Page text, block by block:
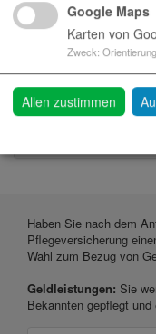
Haushaltshilfen
Mahlzeiten,
Behördenterminen
von
Haben Sie nach dem
Pflegeversicherung
Wahl zum Bezug von
Geldleistungen: Sie
Bekannten gepflegt
Google Maps
Karten von
Zweck: Orientierung
Allen zustimmen